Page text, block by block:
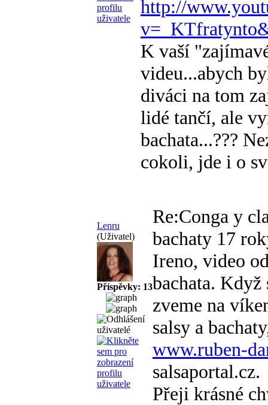
http://
K vaší
videu...abych
diváci na tom
lidé tančí, ale
bachata...???
cokoli, jde i o
Lenru
(Uživatel)
Příspěvky: 13
Re:Conga y
bachaty 17
Ireno, video
bachata.
zveme na
salsy a
www.ruben-
salsaportal.cz.
Přeji krásné